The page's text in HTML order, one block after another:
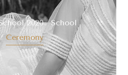
2020
School
Ceremony